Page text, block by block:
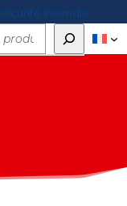
incendie